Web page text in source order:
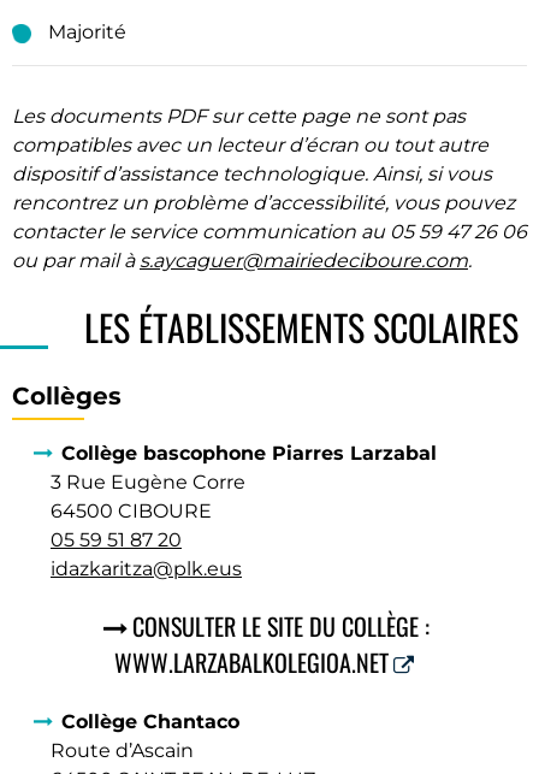
Majorité
Les documents PDF sur cette page ne sont pas
compatibles avec un lecteur d’écran ou tout autre
dispositif d’assistance technologique. Ainsi, si vous
rencontrez un problème d’accessibilité, vous pouvez
contacter le service communication au 05 59 47 26 06
ou par mail à s.aycaguer@mairiedeciboure.com.
LES ÉTABLISSEMENTS SCOLAIRES
Collèges
Collège bascophone Piarres Larzabal
3 Rue Eugène Corre
64500 CIBOURE
05 59 51 87 20
idazkaritza@plk.eus
CONSULTER LE SITE DU COLLÈGE :
WWW.LARZABALKOLEGIOA.NET
Collège Chantaco
Route d’Ascain